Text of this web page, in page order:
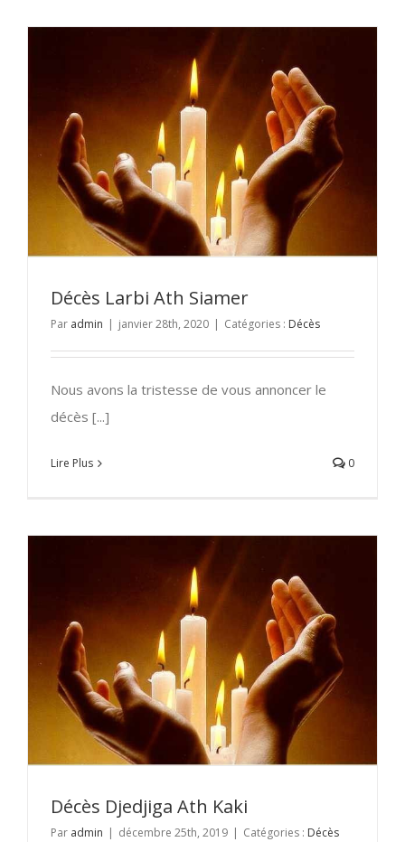
Décès Larbi Ath Siamer
Par admin | janvier 28th, 2020 | Catégories : Décès
Nous avons la tristesse de vous annoncer le
décès [...]
Lire Plus 0
Décès Djedjiga Ath Kaki
Par admin | décembre 25th, 2019 | Catégories : Décès